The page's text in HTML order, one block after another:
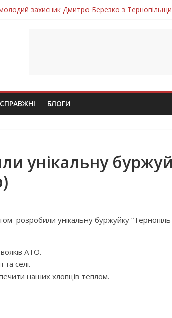
молодий захисник Дмитро Березко з
Петро Федів повертається до рідного
на щиті повертається воїн Володимир
безвісти, – Ангелом додому повертається
СПРАВЖНІ БЛОГИ
унікальну
розробили унікальну буржуйку
АТО.
та селі.
наших хлопців теплом.